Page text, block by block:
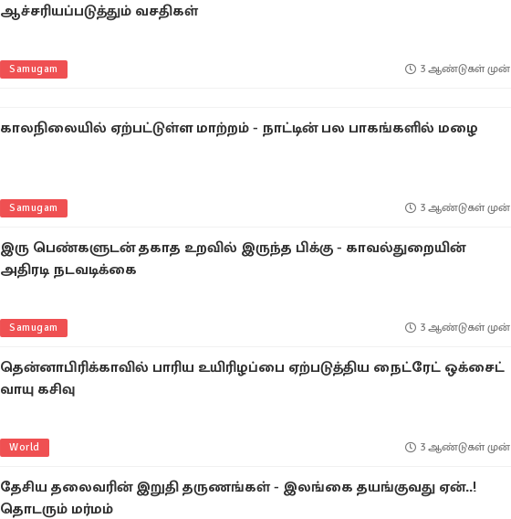
ஆச்சரியப்படுத்தும் வசதிகள்
Samugam 3 ஆண்டுகள் முன்
காலநிலையில் ஏற்பட்டுள்ள மாற்றம் - நாட்டின் பல பாகங்களில் மழை
Samugam 3 ஆண்டுகள் முன்
இரு பெண்களுடன் தகாத உறவில் இருந்த பிக்கு - காவல்துறையின்
அதிரடி நடவடிக்கை
Samugam 3 ஆண்டுகள் முன்
தென்னாபிரிக்காவில் பாரிய உயிரிழப்பை ஏற்படுத்திய நைட்ரேட் ஒக்சைட்
வாயு கசிவு
World 3 ஆண்டுகள் முன்
தேசிய தலைவரின் இறுதி தருணங்கள் - இலங்கை தயங்குவது ஏன்..!
தொடரும் மர்மம்